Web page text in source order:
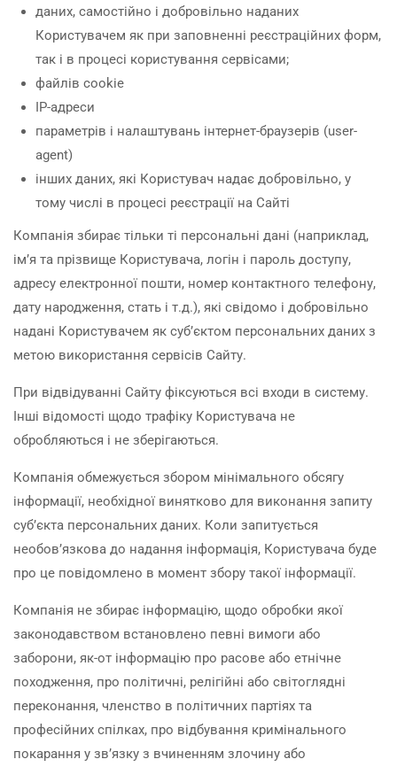
даних, самостійно і добровільно наданих
Користувачем як при заповненні реєстраційних форм,
так і в процесі користування сервісами;
файлів cookie
IP-адреси
параметрів і налаштувань інтернет-браузерів (user-
agent)
інших даних, які Користувач надає добровільно, у
тому числі в процесі реєстрації на Сайті
Компанія збирає тільки ті персональні дані (наприклад,
ім’я та прізвище Користувача, логін і пароль доступу,
адресу електронної пошти, номер контактного телефону,
дату народження, стать і т.д.), які свідомо і добровільно
надані Користувачем як суб’єктом персональних даних з
метою використання сервісів Сайту.
При відвідуванні Сайту фіксуються всі входи в систему.
Інші відомості щодо трафіку Користувача не
обробляються і не зберігаються.
Компанія обмежується збором мінімального обсягу
інформації, необхідної винятково для виконання запиту
суб’єкта персональних даних. Коли запитується
необов’язкова до надання інформація, Користувача буде
про це повідомлено в момент збору такої інформації.
Компанія не збирає інформацію, щодо обробки якої
законодавством встановлено певні вимоги або
заборони, як-от інформацію про расове або етнічне
походження, про політичні, релігійні або світоглядні
переконання, членство в політичних партіях та
професійних спілках, про відбування кримінального
покарання у зв’язку з вчиненням злочину або